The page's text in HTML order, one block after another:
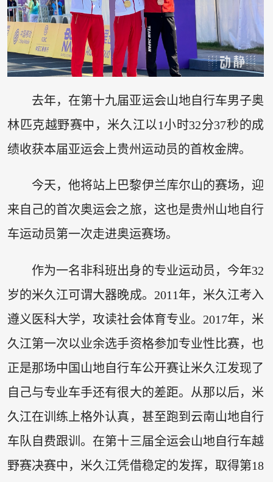
去年，在第十九届亚运会山地自行车男子奥
林匹克越野赛中，米久江以1小时32分37秒的成
绩收获本届亚运会上贵州运动员的首枚金牌。
今天，他将站上巴黎伊兰库尔山的赛场，迎
来自己的首次奥运会之旅，这也是贵州山地自行
车运动员第一次走进奥运赛场。
作为一名非科班出身的专业运动员，今年32
岁的米久江可谓大器晚成。2011年，米久江考入
遵义医科大学，攻读社会体育专业。2017年，米
久江第一次以业余选手资格参加专业性比赛，也
正是那场中国山地自行车公开赛让米久江发现了
自己与专业车手还有很大的差距。从那以后，米
久江在训练上格外认真，甚至跑到云南山地自行
车队自费跟训。在第十三届全运会山地自行车越
野赛决赛中，米久江凭借稳定的发挥，取得第18